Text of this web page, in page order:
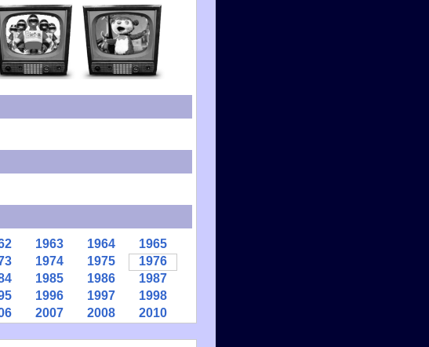
1963 1964
1965
1974 1975
1976
1985 1986
1987
1996 1997
1998
2007 2008 2010